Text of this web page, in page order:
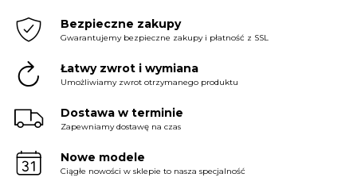
Bezpieczne zakupy
Gwarantujemy bezpieczne zakupy i płatność z SSL
Łatwy zwrot i wymiana
Umożliwiamy zwrot otrzymanego produktu
Dostawa w terminie
Zapewniamy dostawę na czas
Nowe modele
Ciągłe nowości w sklepie to nasza specjalność